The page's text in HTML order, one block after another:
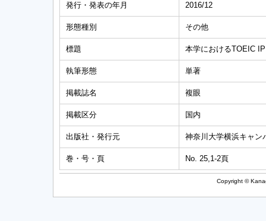
発行・発表の年月 2016/12
形態種別 その他
標題 本学におけるTOEIC
執筆形態 単著
掲載誌名 複眼
掲載区分 国内
出版社・発行元 神奈川大学横浜キャン
巻・号・頁 No. 25,1-2頁
Copyright ©